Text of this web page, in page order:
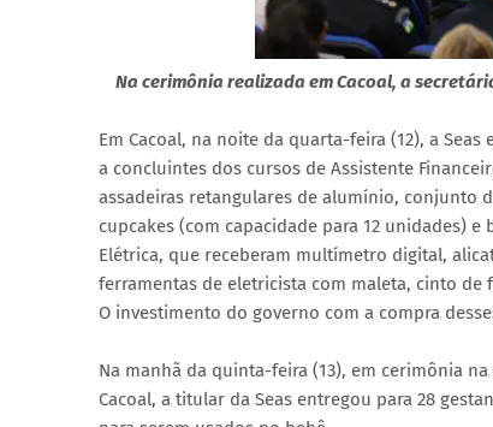
Na cerimônia realizada em Cacoal, a
Em Cacoal, na noite da quarta-feira (12), a
a concluintes dos cursos de Assistente
assadeiras retangulares de alumínio, conjunto
cupcakes (com capacidade para 12 unidades)
Elétrica, que receberam multímetro digital,
ferramentas de eletricista com maleta, cinto
O investimento do governo com a compra
Na manhã da quinta-feira (13), em cerimônia
Cacoal, a titular da Seas entregou para 28